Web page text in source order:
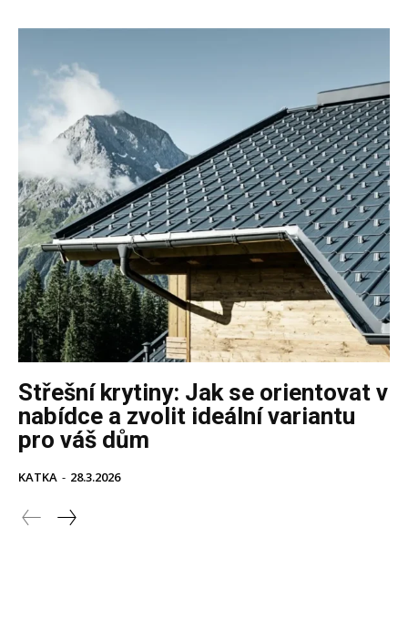
Střešní krytiny: Jak se orientovat v
nabídce a zvolit ideální variantu
pro váš dům
KATKA - 28.3.2026